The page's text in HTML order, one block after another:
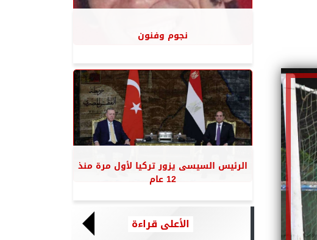
نجوم وفنون
الرئيس السيسى يزور تركيا لأول مرة منذ
12 عام
الأعلى قراءة